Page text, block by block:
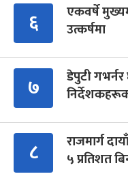
६
एकवर्षे
उत्कर्षमा
७
डेपुटी गभर्नर
८
राजमार्ग
५ प्रतिशत